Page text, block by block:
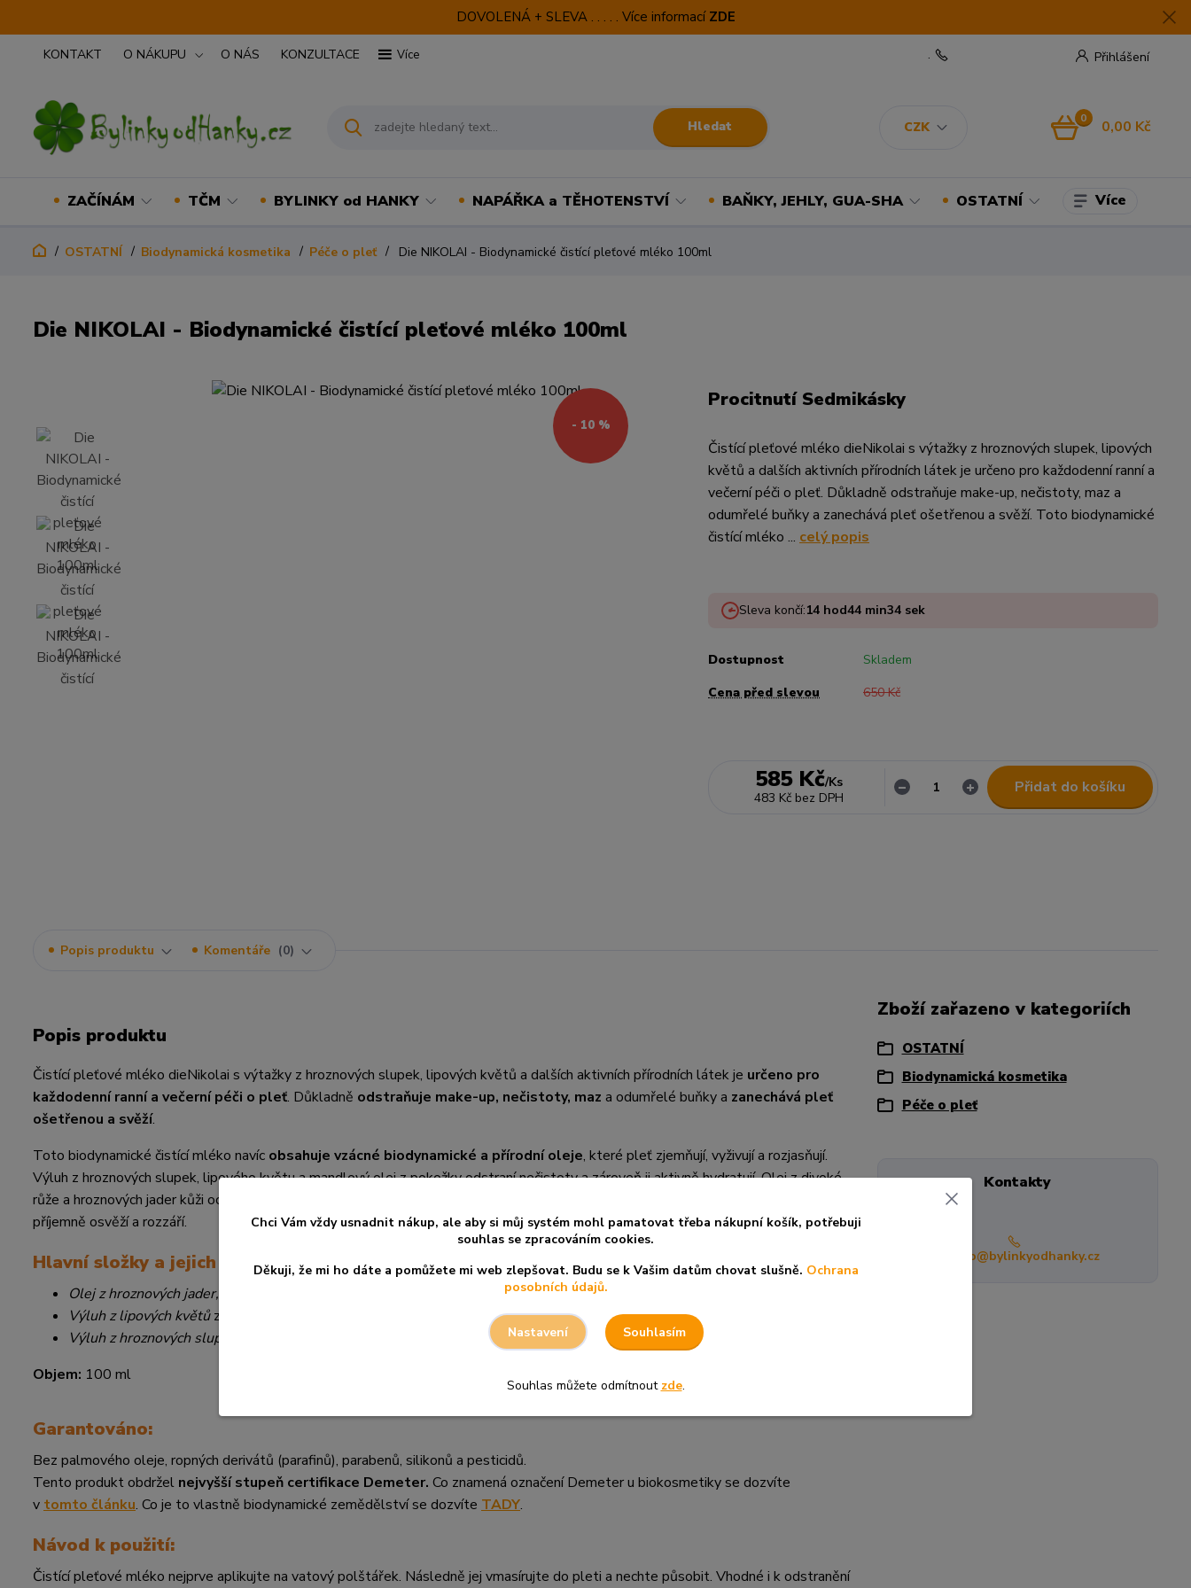
DOVOLENÁ + SLEVA . . . . . Více informací ZDE
KONTAKT O NÁKUPU O NÁS KONZULTACE Více
CZK
Přihlášení
Hledat
.
0 0,00 Kč
ZAČÍNÁM TČM BYLINKY od HANKY NAPÁŘKA a TĚHOTENSTVÍ BAŇKY, JEHLY, GUA-SHA OSTATNÍ Více
OSTATNÍ Biodynamická kosmetika Péče o pleť Die NIKOLAI - Biodynamické čistící pleťové mléko 100ml
Die NIKOLAI - Biodynamické čistící pleťové mléko 100ml
- 10 %
Procitnutí Sedmikásky
Čistící pleťové mléko dieNikolai s výtažky z hroznových slupek, lipových
květů a dalších aktivních přírodních látek je určeno pro každodenní ranní a
večerní péči o pleť. Důkladně odstraňuje make-up, nečistoty, maz a
odumřelé buňky a zanechává pleť ošetřenou a svěží. Toto biodynamické
čistící mléko ... celý popis
Sleva končí:14 hod44 min33 sek
Dostupnost
Skladem
Cena před slevou
650 Kč
585 Kč/Ks
483 Kč bez DPH
Přidat do košíku
Popis produktu Komentáře 0
Popis produktu
Čistící pleťové mléko dieNikolai s výtažky z hroznových slupek, lipových květů a dalších aktivních přírodních látek je určeno pro
každodenní ranní a večerní péči o pleť. Důkladně odstraňuje make-up, nečistoty, maz a odumřelé buňky a zanechává pleť
ošetřenou a svěží.
Toto biodynamické čistící mléko navíc obsahuje vzácné biodynamické a přírodní oleje, které pleť zjemňují, vyživují a rozjasňují.
Výluh z hroznových slupek, lipového květu a mandlový olej z pokožky odstraní nečistoty a zároveň ji aktivně hydratují. Olej z divoké
růže a hroznových jader kůži ochrání, zjemní a vyživí. Kombinace oleje z citronely, pelargonie vonné a oleje z růží vaší pleť navíc
příjemně osvěží a rozzáří.
Hlavní složky a jejich účinek:
Olej z hroznových jader, mandlový olej a olej z damašské růže
čistí a pečují o pleť
Výluh z lipových květůzklidňuje pokožku
Výluh z hroznových slupek
Objem: 100 ml
Garantováno:
Bez palmového oleje, ropných derivátů (parafinů), parabenů, silikonů a pesticidů.
Tento produkt obdržel nejvyšší stupeň certifikace Demeter. Co znamená označení Demeter u biokosmetiky se dozvíte
v tomto článku. Co je to vlastně biodynamické zemědělství se dozvíte TADY.
Návod k použití:
Čistící pleťové mléko nejprve aplikujte na vatový polštářek. Následně jej vmasírujte do pleti a nechte působit. Vhodné i k odstranění
Zboží zařazeno v kategoriích
OSTATNÍ
Biodynamická kosmetika
Péče o pleť
Kontakty
info@bylinkyodhanky.cz
Chci Vám vždy usnadnit nákup, ale aby si můj systém mohl pamatovat třeba nákupní košík, potřebuji
souhlas se zpracováním cookies.
Děkuji, že mi ho dáte a pomůžete mi web zlepšovat. Budu se k Vašim datům chovat slušně. Ochrana
posobních údajů.
Nastavení Souhlasím
Souhlas můžete odmítnout zde.